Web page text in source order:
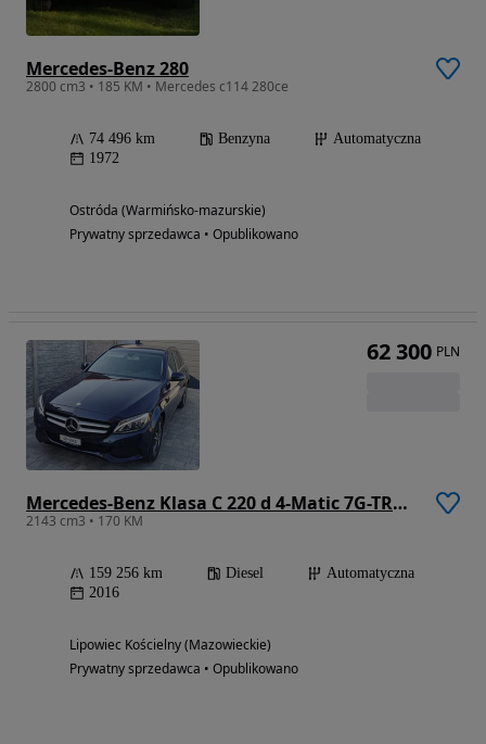
Mercedes-Benz 280
2800 cm3 • 185 KM • Mercedes c114 280ce
74 496 km Benzyna
Automatyczna
1972
Ostróda (Warmińsko-mazurskie)
Prywatny sprzedawca • Opublikowano
Mercedes-Benz Klasa C 220 d 4-Matic 7G-TRONIC
2143 cm3 • 170 KM
159 256 km Diesel
Automatyczna
2016
Lipowiec Kościelny (Mazowieckie)
Prywatny sprzedawca • Opublikowano
62 300 PLN